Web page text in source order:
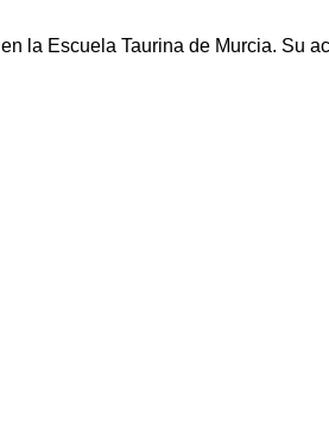
la Escuela Taurina de Murcia. Su